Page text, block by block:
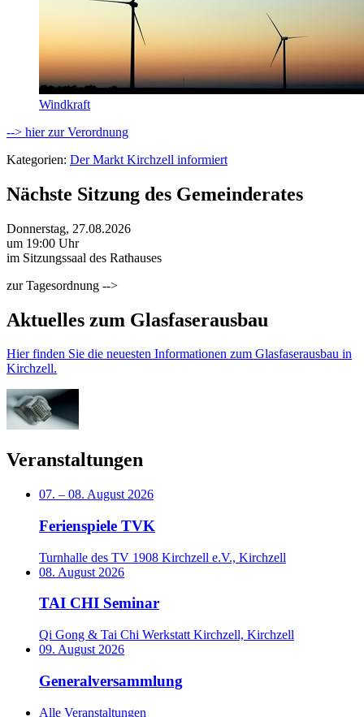
Windkraft
--> hier zur Verordnung
Kategorien: Der Markt Kirchzell informiert
Nächste Sitzung des Gemeinderates
Donnerstag, 27.08.2026
um 19:00 Uhr
im Sitzungssaal des Rathauses
zur Tagesordnung -->
Aktuelles zum Glasfaserausbau
Hier finden Sie die neuesten Informationen zum Glasfaserausbau in
Kirchzell.
Veranstaltungen
07. – 08. August 2026
Ferienspiele TVK
Turnhalle des TV 1908 Kirchzell e.V., Kirchzell
08. August 2026
TAI CHI Seminar
Qi Gong & Tai Chi Werkstatt Kirchzell, Kirchzell
09. August 2026
Generalversammlung
Alle Veranstaltungen